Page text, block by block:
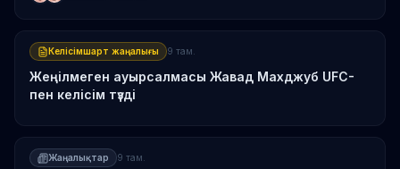
Келісімшарт жаңалығы 9 там.
Жеңілмеген ауырсалмасы Жавад Махджуб UFC-
пен келісім түзді
Жаңалықтар 9 там.